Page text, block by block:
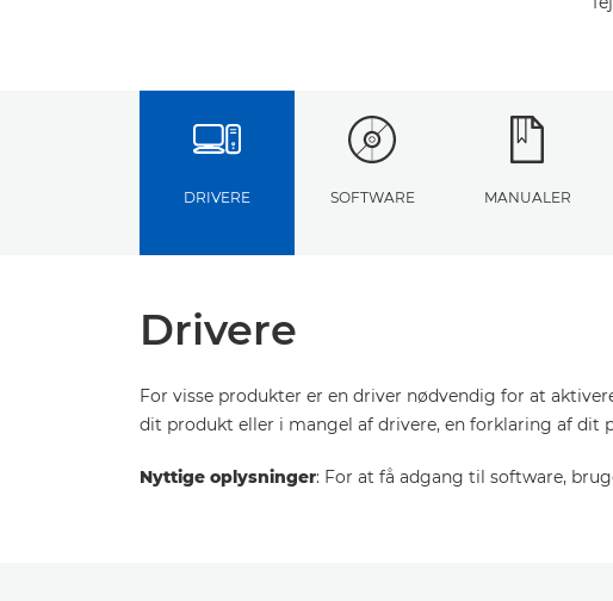
DRIVERE SOFTWARE MANUALER
Drivere
For visse produkter er en driver nødvendig for at
dit produkt eller i mangel af drivere, en forklaring af
Nyttige oplysninger: For at få adgang til software,